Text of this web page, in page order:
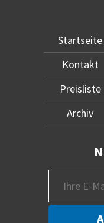
Startseite
Kontakt
Preisliste
Archiv